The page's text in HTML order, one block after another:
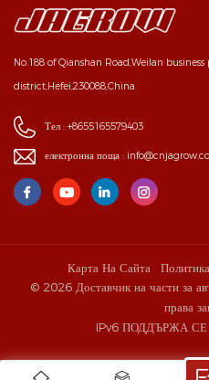
No.188 of Qianshan Road,Weilan
district,Hefei,230088,China
Тел : +8655165579403
електронна поща :
Карта На Сайта
© 2026 Доставчик на части за
права
IPv6 ПОДДЪРЖА